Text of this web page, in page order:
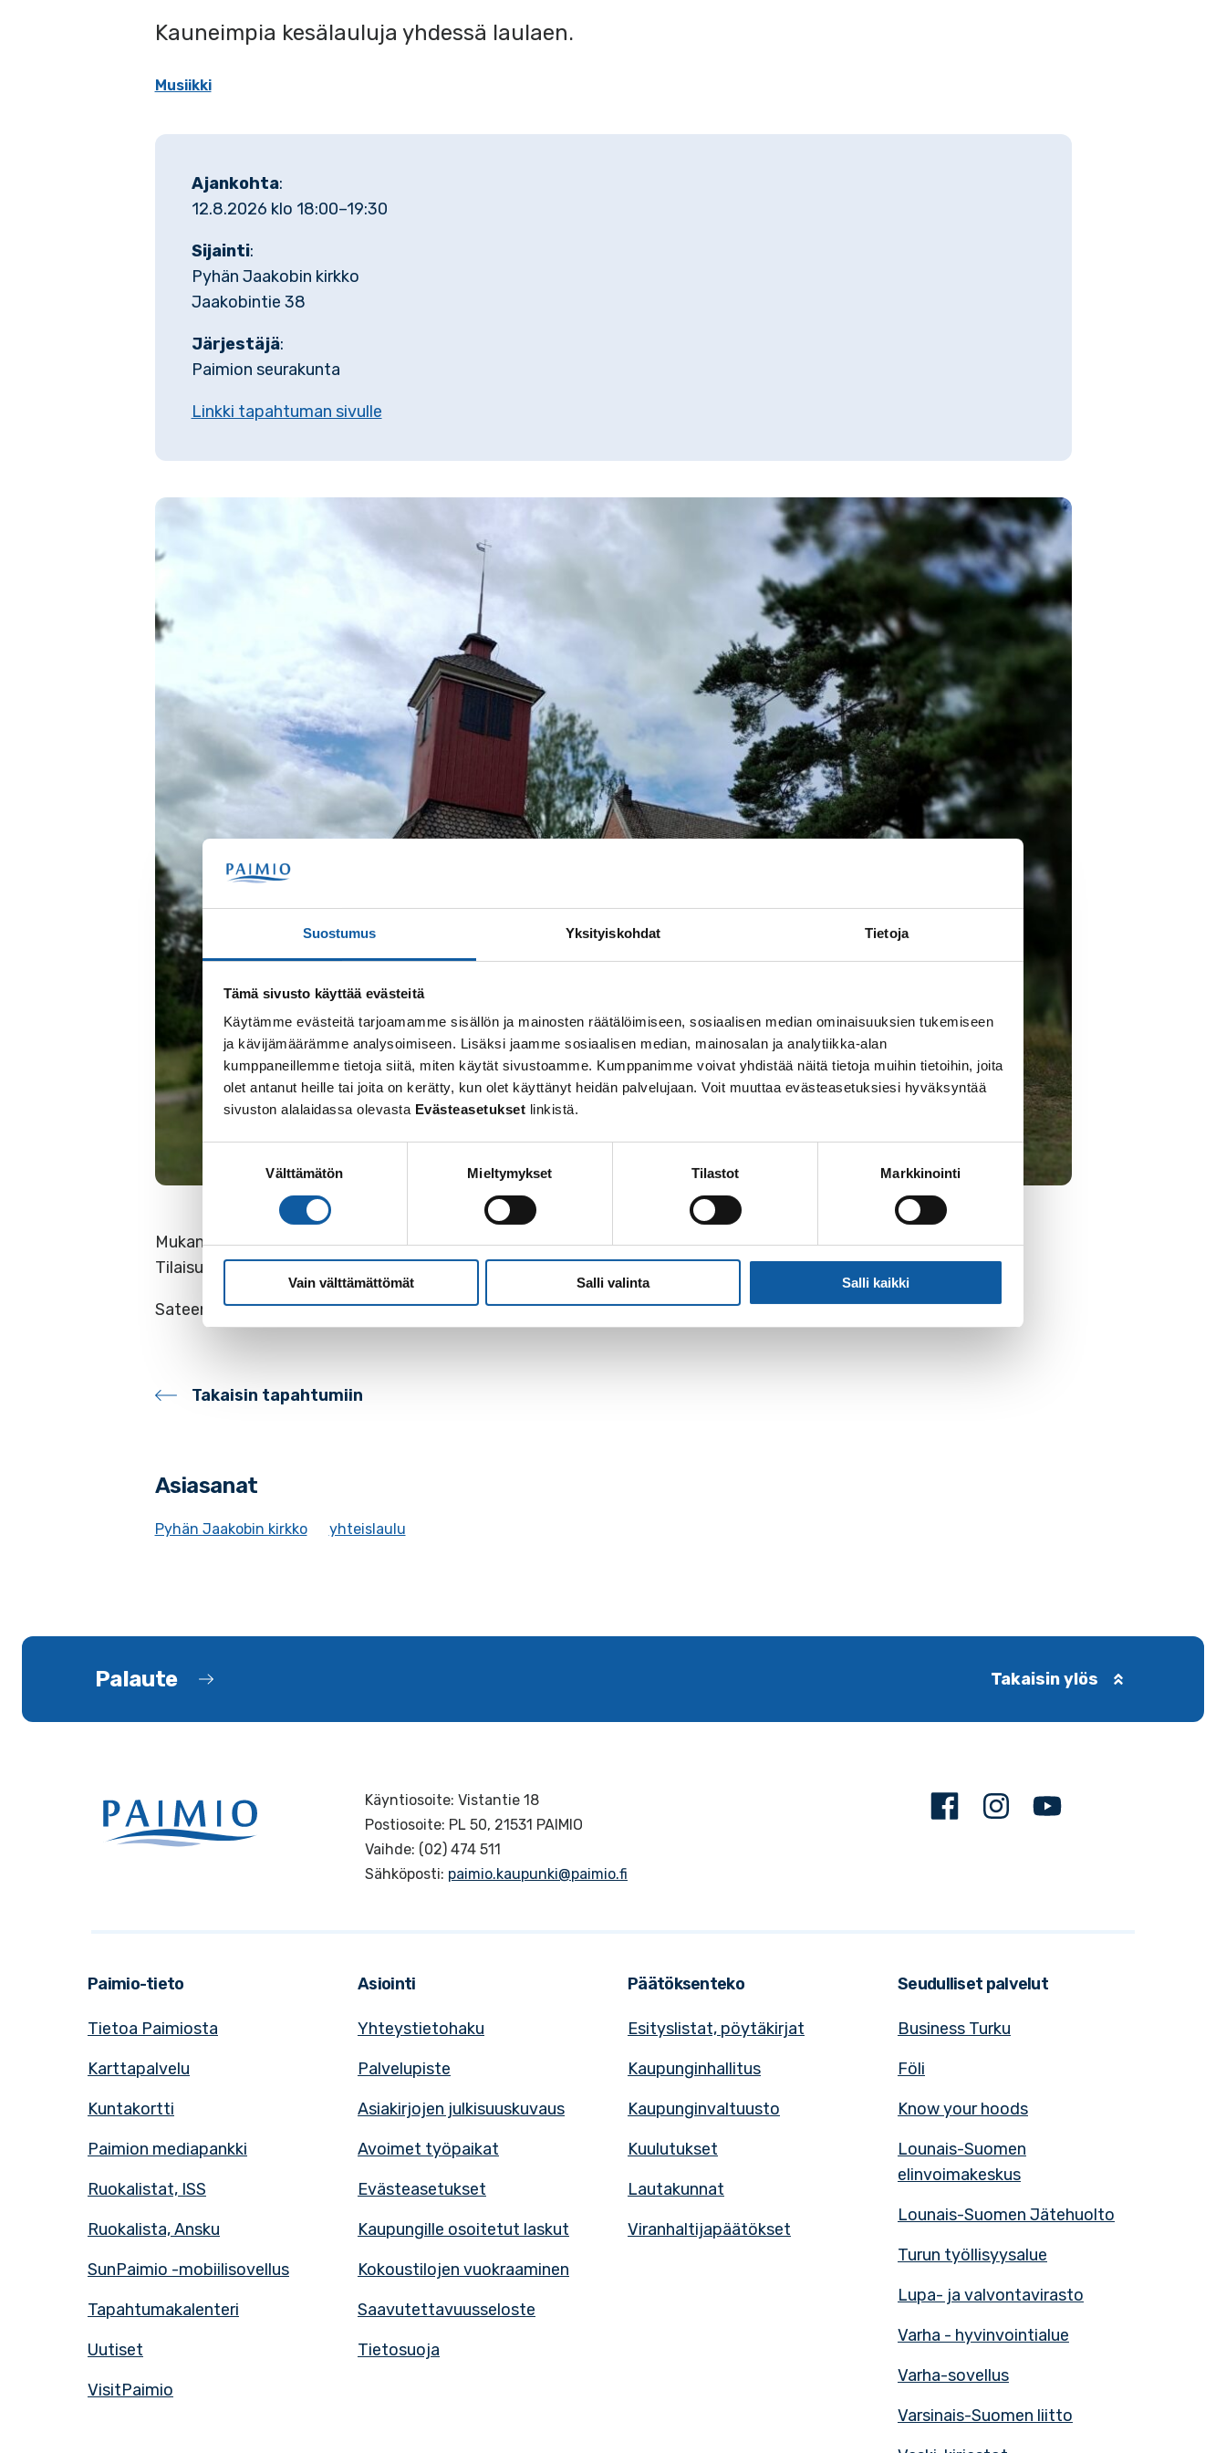
Suostumus Yksityiskohdat Tietoja
Tämä sivusto käyttää evästeitä
Käytämme evästeitä tarjoamamme sisällön ja mainosten räätälöimiseen, sosiaalisen median ominaisuuksien tukemiseen
ja kävijämäärämme analysoimiseen. Lisäksi jaamme sosiaalisen median, mainosalan ja analytiikka-alan
kumppaneillemme tietoja siitä, miten käytät sivustoamme. Kumppanimme voivat yhdistää näitä tietoja muihin tietoihin, joita
olet antanut heille tai joita on kerätty, kun olet käyttänyt heidän palvelujaan. Voit muuttaa evästeasetuksiesi hyväksyntää
sivuston alalaidassa olevasta Evästeasetukset linkistä.
Välttämätön Mieltymykset Tilastot Markkinointi
Vain välttämättömät Salli valinta Salli kaikki
Kauneimpia kesälauluja yhdessä laulaen.
Musiikki
Ajankohta:
12.8.2026 klo 18:00–19:30
Sijainti:
Pyhän Jaakobin kirkko
Jaakobintie 38
Järjestäjä:
Paimion seurakunta
Linkki tapahtuman sivulle
Mukana kanttori Eeva Moilanen.
Tilaisuudessa on kahvitarjoilu. Vapaaehtoinen kahviraha.
Sateen ja huonon ilman aikana tilaisuus sisällä kirkossa.
Takaisin tapahtumiin
Asiasanat
Pyhän Jaakobin kirkko yhteislaulu
Palaute Takaisin ylös
Käyntiosoite: Vistantie 18
Postiosoite: PL 50, 21531 PAIMIO
Vaihde: (02) 474 511
Sähköposti: paimio.kaupunki@paimio.fi
FacebookInstagram
Paimio-tieto
Tietoa Paimiosta
Karttapalvelu
Kuntakortti
Paimion mediapankki
Ruokalistat, ISS
Ruokalista, Ansku
SunPaimio -mobiilisovellus
Tapahtumakalenteri
Uutiset
VisitPaimio
Asiointi
Yhteystietohaku
Palvelupiste
Asiakirjojen julkisuuskuvaus
Avoimet työpaikat
Evästeasetukset
Kaupungille osoitetut laskut
Kokoustilojen vuokraaminen
Saavutettavuusseloste
Tietosuoja
Päätöksenteko
Esityslistat, pöytäkirjat
Kaupunginhallitus
Kaupunginvaltuusto
Kuulutukset
Lautakunnat
Viranhaltijapäätökset
Seudulliset palvelut
Business Turku
Föli
Know your hoods
Lounais-Suomen
elinvoimakeskus
Lounais-Suomen Jätehuolto
Turun työllisyysalue
Lupa- ja valvontavirasto
Varha - hyvinvointialue
Varha-sovellus
Varsinais-Suomen liitto